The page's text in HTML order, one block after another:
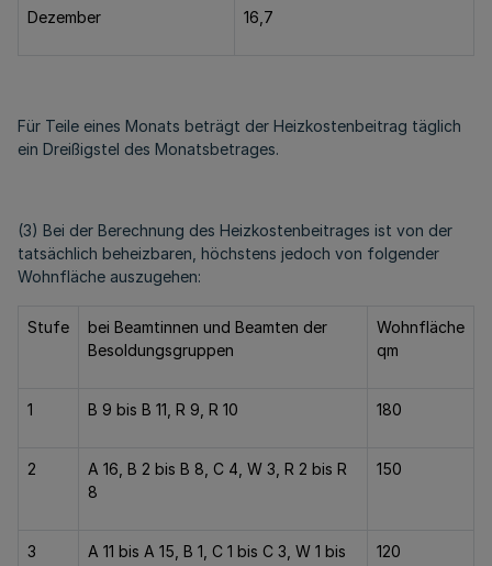
Dezember 16,7
Für Teile eines Monats beträgt der Heizkostenbeitrag täglich
ein Dreißigstel des Monatsbetrages.
(3) Bei der Berechnung des Heizkostenbeitrages ist von der
tatsächlich beheizbaren, höchstens jedoch von folgender
Wohnfläche auszugehen:
Stufe
bei Beamtinnen und Beamten der
Besoldungsgruppen
Wohnfläche
qm
1 B 9 bis B 11, R 9, R 10 180
2
A 16, B 2 bis B 8, C 4, W 3, R 2 bis R
8
150
3
A 11 bis A 15, B 1, C 1 bis C 3, W 1 bis
120